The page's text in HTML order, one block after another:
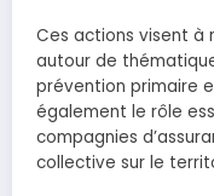
Ces actions visent à
autour de
prévention primaire
également le rôle
compagnies
collective sur le